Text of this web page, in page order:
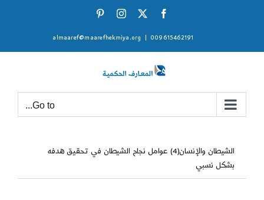
Facebook
X
Instagram
009615462191
almaaref@maarefhekmiya.org
Go to...
الشيطان والإنسان(4) عوامل نجاح الشيطان في تحقيق هدفه
بشكل نسبي